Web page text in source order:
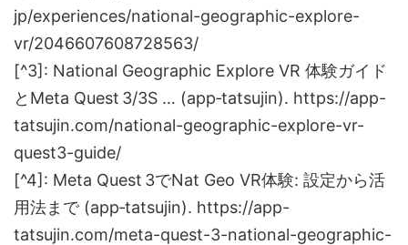
jp/experiences/national-geographic-explore-
vr/2046607608728563/
[^3]: National Geographic Explore VR 体験ガイド
とMeta Quest 3/3S … (app‑tatsujin). https://app-
tatsujin.com/national-geographic-explore-vr-
quest3-guide/
[^4]: Meta Quest 3でNat Geo VR体験: 設定から活
用法まで (app‑tatsujin). https://app-
tatsujin.com/meta-quest-3-national-geographic-